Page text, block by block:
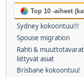
Top 10 -aiheet
Sydney kokoontuu!!!
Spouse migration
Rahti &
liittyvät asiat
Brisbane kokoontuu!